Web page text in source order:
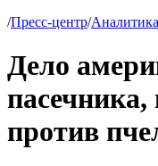
/Пресс-центр/Аналитика
Дело
против